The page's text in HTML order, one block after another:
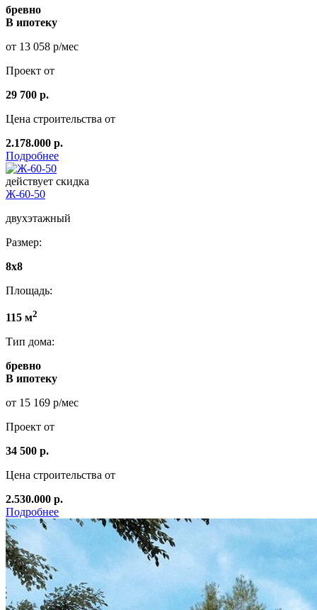
бревно
В ипотеку
от 13 058 р/мес
Проект от
29 700 р.
Цена строительства от
2.178.000 р.
Подробнее
действует скидка
Ж-60-50
двухэтажный
Размер:
8x8
Площадь:
115 м2
Тип дома:
бревно
В ипотеку
от 15 169 р/мес
Проект от
34 500 р.
Цена строительства от
2.530.000 р.
Подробнее